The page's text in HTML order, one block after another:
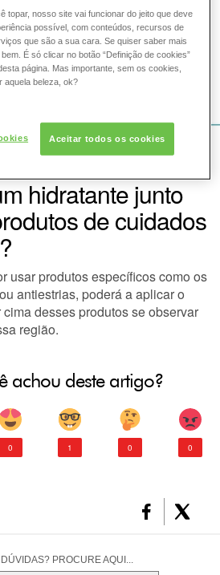
SOBRE:
SKINCEUTICALS
hidratante junto
de cuidados
usar produtos específicos como os
antiestrias, poderá a aplicar o
desses produtos se observar
região.
achou deste artigo?
0 1 0 0
PROCURE AQUI...
topar, nosso site vai funcionar do jeito que deve
possível, com conteúdos, recursos de
que são a sua cara. Se quiser saber mais
É só clicar no botão “Definição de cookies”
página. Mas importante, sem os cookies,
aquela beleza, ok?
Aceitar todos os cookies